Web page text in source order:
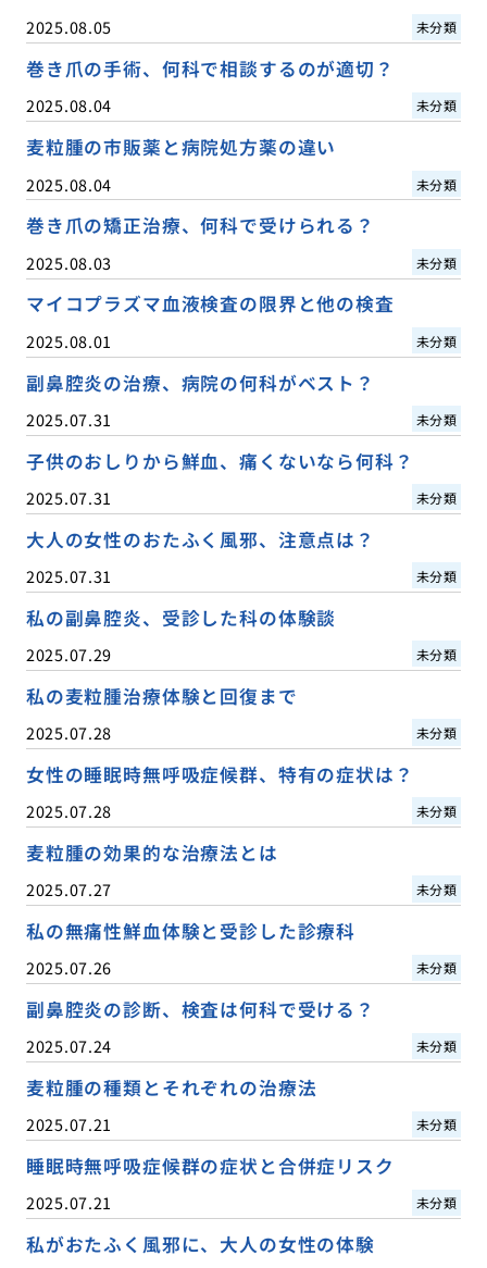
2025.08.05 未分類
巻き爪の手術、何科で相談するのが適切？
2025.08.04 未分類
麦粒腫の市販薬と病院処方薬の違い
2025.08.04 未分類
巻き爪の矯正治療、何科で受けられる？
2025.08.03 未分類
マイコプラズマ血液検査の限界と他の検査
2025.08.01 未分類
副鼻腔炎の治療、病院の何科がベスト？
2025.07.31 未分類
子供のおしりから鮮血、痛くないなら何科？
2025.07.31 未分類
大人の女性のおたふく風邪、注意点は？
2025.07.31 未分類
私の副鼻腔炎、受診した科の体験談
2025.07.29 未分類
私の麦粒腫治療体験と回復まで
2025.07.28 未分類
女性の睡眠時無呼吸症候群、特有の症状は？
2025.07.28 未分類
麦粒腫の効果的な治療法とは
2025.07.27 未分類
私の無痛性鮮血体験と受診した診療科
2025.07.26 未分類
副鼻腔炎の診断、検査は何科で受ける？
2025.07.24 未分類
麦粒腫の種類とそれぞれの治療法
2025.07.21 未分類
睡眠時無呼吸症候群の症状と合併症リスク
2025.07.21 未分類
私がおたふく風邪に、大人の女性の体験